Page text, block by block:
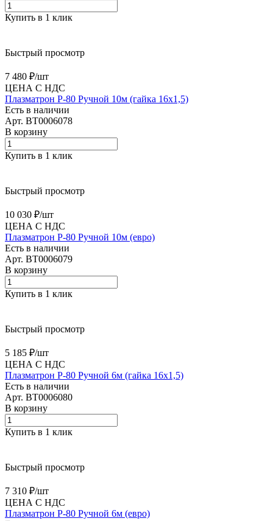
Купить в 1 клик
Быстрый просмотр
7 480 ₽/шт
ЦЕНА С НДС
Плазматрон P-80 Ручной 10м (гайка 16х1,5)
Есть в наличии
Арт. BT0006078
В корзину
Купить в 1 клик
Быстрый просмотр
10 030 ₽/шт
ЦЕНА С НДС
Плазматрон P-80 Ручной 10м (евро)
Есть в наличии
Арт. BT0006079
В корзину
Купить в 1 клик
Быстрый просмотр
5 185 ₽/шт
ЦЕНА С НДС
Плазматрон P-80 Ручной 6м (гайка 16х1,5)
Есть в наличии
Арт. BT0006080
В корзину
Купить в 1 клик
Быстрый просмотр
7 310 ₽/шт
ЦЕНА С НДС
Плазматрон P-80 Ручной 6м (евро)